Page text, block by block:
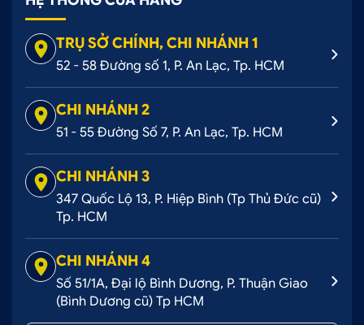
TRỤ SỞ CHÍNH, CHI NHÁNH 1
52 - 58 Đường số 1, P. An Lạc, Tp. HCM
CHI NHÁNH 2
51 - 55 Đường Số 7, P. An Lạc, Tp. HCM
CHI NHÁNH 3
347 Quốc Lộ 13, P. Hiệp Bình (Tp Thủ Đức cũ)
Tp. HCM
CHI NHÁNH 4
Số 51/1A, Đại lộ Bình Dương, P. Thuận Giao
(Bình Dương cũ) Tp HCM